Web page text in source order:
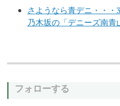
さようなら青デニ・・
乃木坂の「デニーズ南青
フォローする